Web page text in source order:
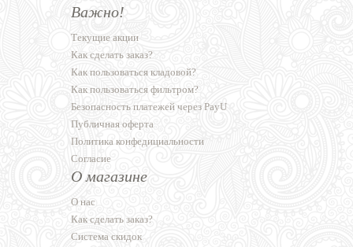
Важно!
Текущие акции
Как сделать заказ?
Как пользоваться кладовой?
Как пользоваться фильтром?
Безопасность платежей через PayU
Публичная оферта
Политика конфедициальности
Согласие
О магазине
О нас
Как сделать заказ?
Система скидок